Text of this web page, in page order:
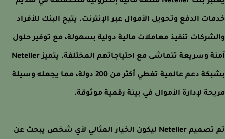
الدفع وتحويل الأموال عبر الإنترنت. يتيح البنك للأفراد
تنفيذ معاملات مالية دولية بسهولة، مع توفير حلول
آمنة وسريعة تتماشى مع احتياجاتهم المختلفة. يتميز Neteller
بشبكة دعم عالمية تغطي أكثر من 200 دولة، مما يجعله وسيلة
لإدارة الأموال في بيئة رقمية موثوقة.
تم تصميم Neteller ليكون الخيار المثالي لأي شخص يبحث عن